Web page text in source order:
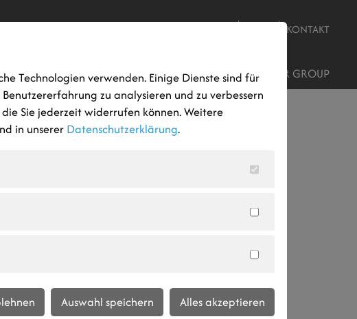
KONTAKT
PROJEKTENTWICKLUNG STANDORTE AUMER GROUP
Technologien verwenden. Einige Dienste sind für
zu analysieren und zu verbessern
Sie jederzeit widerrufen können. Weitere
in unserer Datenschutzerklärung.
Auswahl speichern Alles akzeptieren